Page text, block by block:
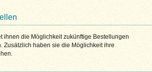
ihnen die Möglichkeit zukünftige Bestellungen
Zusätzlich haben sie die Möglichkeit ihre